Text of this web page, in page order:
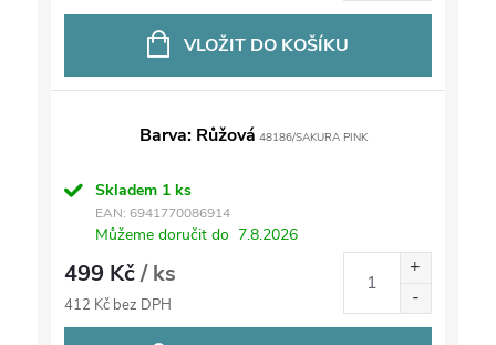
VLOŽIT DO KOŠÍKU
Barva: Růžová 48186/SAKURA PINK
Skladem 1 ks
EAN: 6941770086914
Můžeme doručit do 7.8.2026
499 Kč/ ks
412 Kč bez DPH